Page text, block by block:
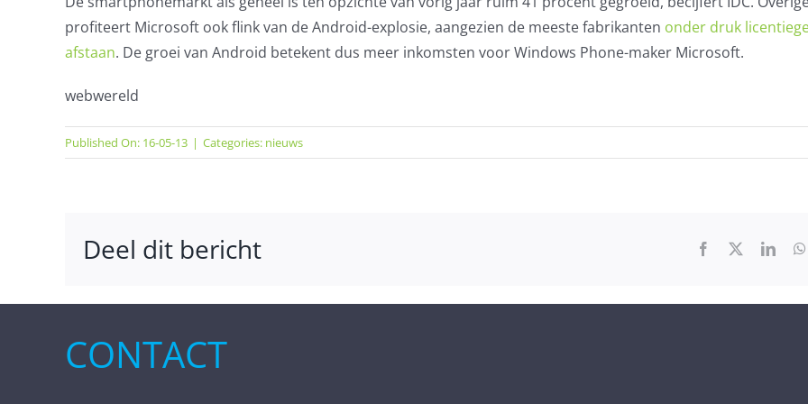
profiteert Microsoft ook flink van de Android-explosie, aangezien de meeste fabrikanten onder druk
afstaan. De groei van Android betekent dus meer inkomsten voor Windows Phone-maker Microsoft.
webwereld
Published On: 16-05-13 | Categories: nieuws
Deel dit bericht
CONTACT